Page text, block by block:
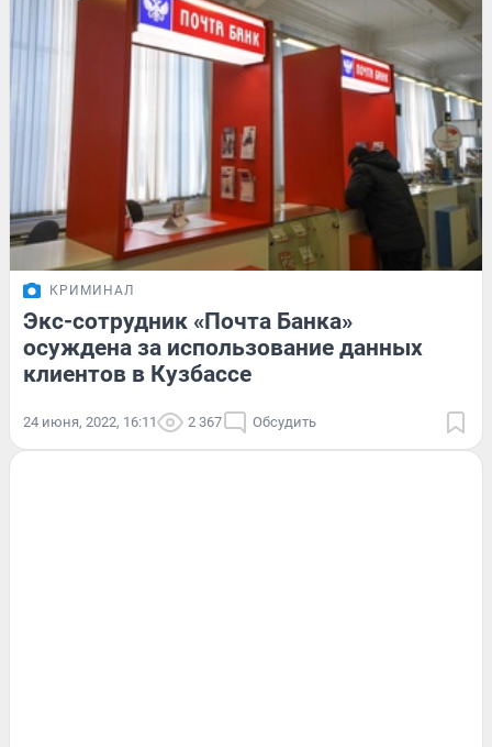
КРИМИНАЛ
Экс-сотрудник «Почта Банка»
осуждена за использование данных
клиентов в Кузбассе
24 июня, 2022, 16:11 2 367 Обсудить